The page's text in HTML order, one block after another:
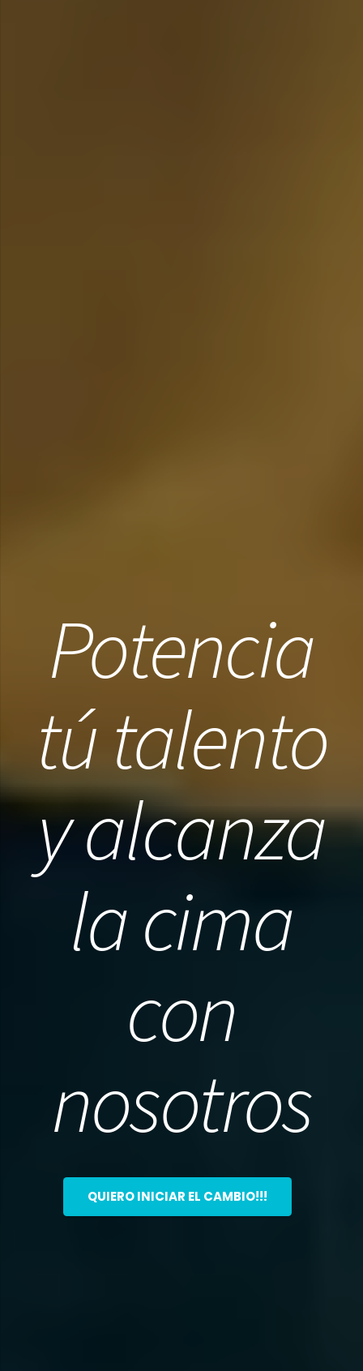
Potencia
tú talento
y alcanza
la cima
con
nosotros
QUIERO INICIAR EL CAMBIO!!!